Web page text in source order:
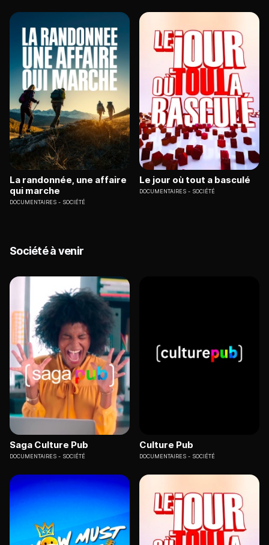
La randonnée, une affaire
qui marche
DOCUMENTAIRES SOCIÉTÉ
Le jour où tout a basculé
DOCUMENTAIRES SOCIÉTÉ
Société à venir
Saga Culture Pub
DOCUMENTAIRES SOCIÉTÉ
Culture Pub
DOCUMENTAIRES SOCIÉTÉ